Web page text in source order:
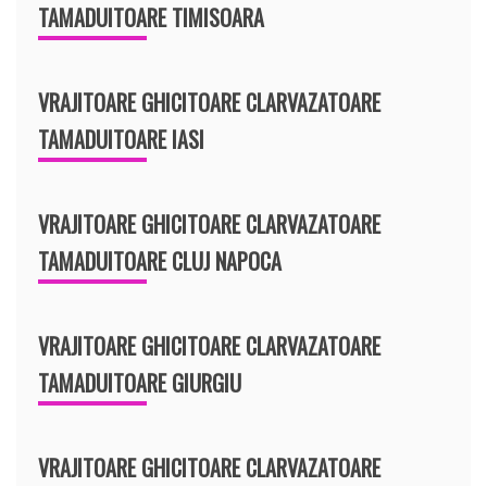
TAMADUITOARE TIMISOARA
VRAJITOARE GHICITOARE CLARVAZATOARE
TAMADUITOARE IASI
VRAJITOARE GHICITOARE CLARVAZATOARE
TAMADUITOARE CLUJ NAPOCA
VRAJITOARE GHICITOARE CLARVAZATOARE
TAMADUITOARE GIURGIU
VRAJITOARE GHICITOARE CLARVAZATOARE